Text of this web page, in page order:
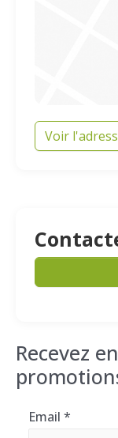
Voir
Recevez
Email *